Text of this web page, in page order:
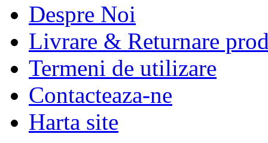
Despre Noi
Livrare & Returnare
Termeni de utilizare
Contacteaza-ne
Harta site